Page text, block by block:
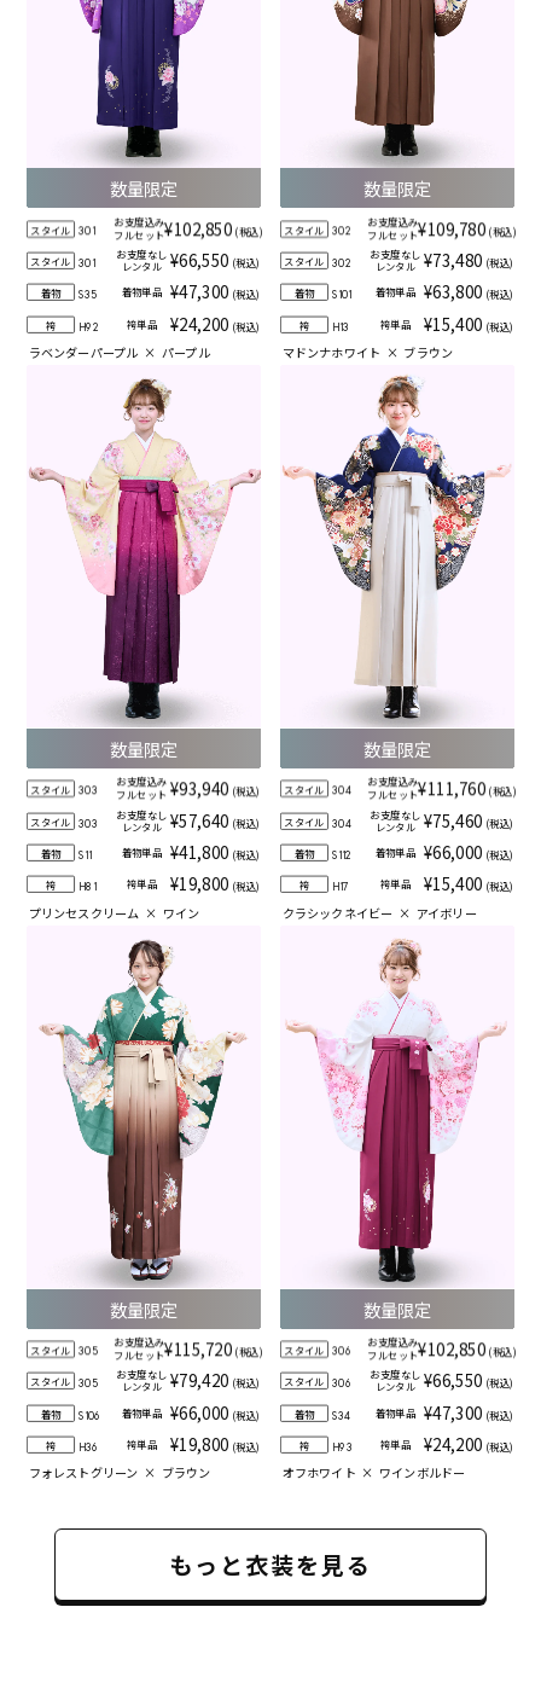
数量限定
スタイル 301
お支度込み
フルセット¥102,850 (税込)
スタイル 301
お支度なし
レンタル
¥66,550 (税込)
着物 S35 着物単品 ¥47,300 (税込)
袴 H92 袴単品 ¥24,200 (税込)
ラベンダーパープル × パープル
数量限定
スタイル 302
お支度込み
フルセット¥109,780 (税込)
スタイル 302
お支度なし
レンタル ¥73,480 (税込)
着物 S101 着物単品 ¥63,800 (税込)
袴 H13 袴単品 ¥15,400 (税込)
マドンナホワイト × ブラウン
数量限定
スタイル 303
お支度込み
フルセット ¥93,940 (税込)
スタイル 303
お支度なし
レンタル
¥57,640 (税込)
着物 S11 着物単品 ¥41,800 (税込)
袴 H81 袴単品 ¥19,800 (税込)
プリンセスクリーム × ワイン
数量限定
スタイル 304
お支度込み
フルセット¥111,760 (税込)
スタイル 304
お支度なし
レンタル ¥75,460 (税込)
着物 S112 着物単品 ¥66,000 (税込)
袴 H17 袴単品 ¥15,400 (税込)
クラシックネイビー × アイボリー
数量限定
スタイル 305
お支度込み
フルセット¥115,720 (税込)
スタイル 305
お支度なし
レンタル
¥79,420 (税込)
着物 S106 着物単品 ¥66,000 (税込)
袴 H36 袴単品 ¥19,800 (税込)
フォレストグリーン × ブラウン
数量限定
スタイル 306
お支度込み
フルセット¥102,850 (税込)
スタイル 306
お支度なし
レンタル ¥66,550 (税込)
着物 S34 着物単品 ¥47,300 (税込)
袴 H93 袴単品 ¥24,200 (税込)
オフホワイト × ワインボルドー
もっと衣装を見る